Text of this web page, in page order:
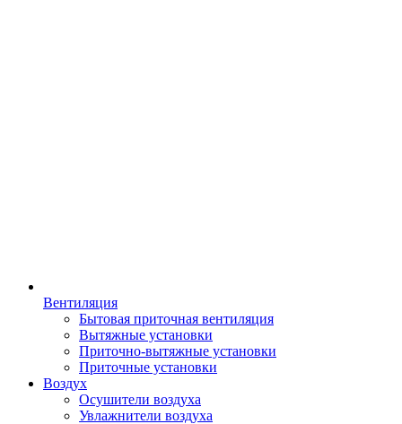
Вентиляция
Бытовая приточная вентиляция
Вытяжные установки
Приточно-вытяжные установки
Приточные установки
Воздух
Осушители воздуха
Увлажнители воздуха